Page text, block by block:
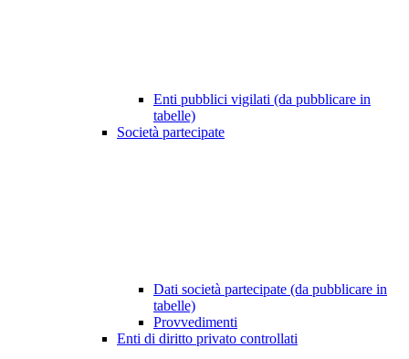
Enti pubblici vigilati (da pubblicare in
tabelle)
Società partecipate
Dati società partecipate (da pubblicare in
tabelle)
Provvedimenti
Enti di diritto privato controllati